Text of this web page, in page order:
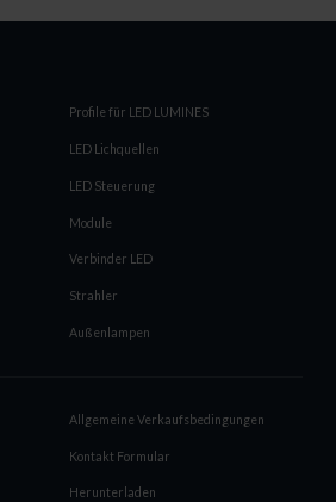
Profile für LED LUMINES
LED Lichquellen
LED Steuerung
Module
Verbinder LED
Strahler
Außenlampen
Allgemeine Verkaufsbedingungen
Kontakt Formular
Herunterladen